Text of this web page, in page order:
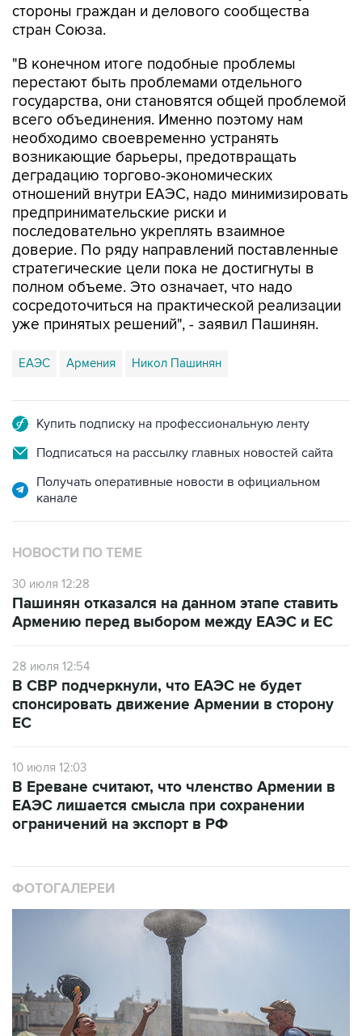
"В конечном итоге подобные проблемы
государства, они становятся общей проблемой
всего объединения. Именно поэтому нам
необходимо своевременно устранять
возникающие барьеры, предотвращать
деградацию торгово-экономических
отношений внутри ЕАЭС, надо минимизировать
предпринимательские риски и
последовательно укреплять взаимное
доверие. По ряду направлений поставленные
стратегические цели пока не достигнуты в
полном объеме. Это означает, что надо
сосредоточиться на практической реализации
уже принятых решений", - заявил Пашинян.
ЕАЭС Армения Никол Пашинян
Подписаться на рассылку главных новостей сайта
Получать оперативные новости в официальном
НОВОСТИ ПО ТЕМЕ
30 июля 12:28
Армению перед выбором между ЕАЭС и ЕС
28 июля 12:54
спонсировать движение Армении в сторону
ЕС
ЕАЭС лишается смысла при сохранении
ограничений на экспорт в РФ